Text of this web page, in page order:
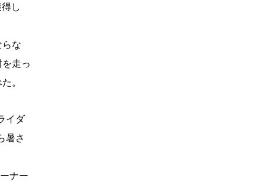
し
な
走っ
。
イダ
暑さ
ナー